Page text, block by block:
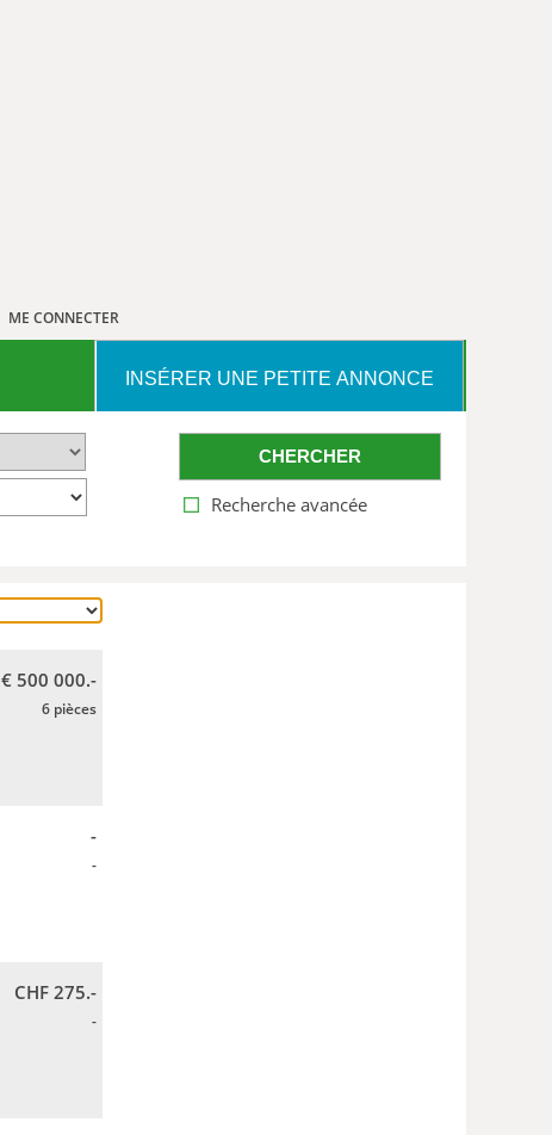
ME CONNECTER
INSÉRER UNE PETITE ANNONCE
CHERCHER
Recherche avancée
€ 500 000.-
6 pièces
-
-
CHF 275.-
-